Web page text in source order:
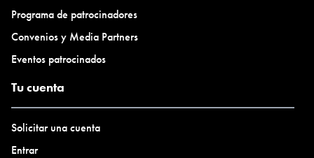
Programa de patrocinadores
Convenios y Media Partners
Eventos patrocinados
Tu cuenta
Solicitar una cuenta
Entrar